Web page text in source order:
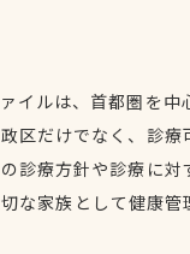
イルは、首都圏を
区だけでなく、診
診療方針や診療に
な家族として健康